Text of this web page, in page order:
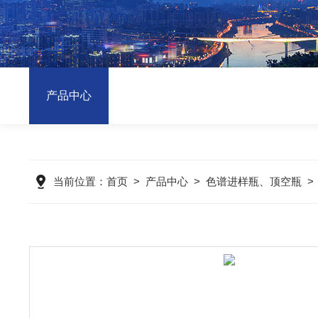
产品中心
当前位置： 首页> 产品中心> 色谱进样瓶、顶空瓶